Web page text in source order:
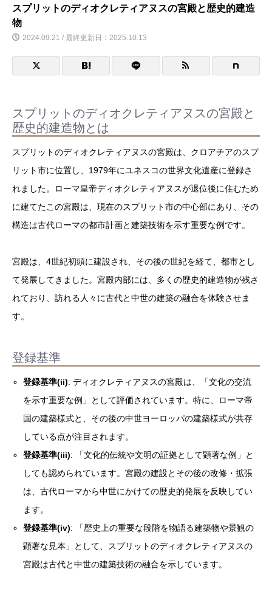
スプリットのディオクレティアヌスの宮殿と歴史的建造
物
2024.09.21 / 最終更新日：2025.10.13
スプリットのディオクレティアヌスの宮殿と
歴史的建造物とは
スプリットのディオクレティアヌスの宮殿は、クロアチアのスプ
リット市に位置し、1979年にユネスコの世界文化遺産に登録さ
れました。ローマ皇帝ディオクレティアヌスが退位後に住むため
に建てたこの宮殿は、現在のスプリット市の中心部にあり、その
構造は古代ローマの都市計画と建築技術を示す重要な例です。
宮殿は、4世紀初頭に建設され、その後の世紀を経て、都市とし
て発展してきました。宮殿内部には、多くの歴史的建造物が残さ
れており、訪れる人々に古代と中世の建築の融合を体験させま
す。
登録基準
登録基準(ii): ディオクレティアヌスの宮殿は、「文化の交流
を示す重要な例」として評価されています。特に、ローマ帝
国の建築様式と、その後の中世ヨーロッパの建築様式が共存
している点が注目されます。
登録基準(iii): 「文化的伝統や文明の証拠として顕著な例」と
しても認められています。宮殿の建設とその後の改修・拡張
は、古代ローマから中世にかけての歴史的発展を反映してい
ます。
登録基準(iv): 「歴史上の重要な段階を物語る建築物や景観の
顕著な見本」として、スプリットのディオクレティアヌスの
宮殿は古代と中世の建築技術の融合を示しています。